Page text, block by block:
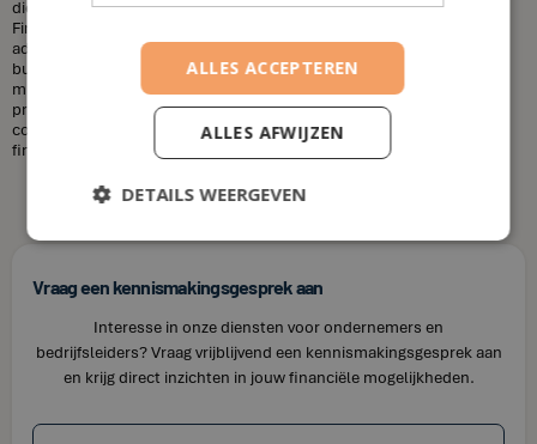
diensten die u nodig heeft en uw financiële situatie. Bij House of
Finance bieden wij betaalbare tarieven voor onze financiële
adviesdiensten, zodat u uw financiën kunt optimaliseren zonder uw
budget te overschrijden. Kortom, laat u niet misleiden door de
misvattingen over financieel adviseurs. Als u op zoek bent naar
professioneel en betrouwbaar financieel advies in Deurne, neem dan
contact op met House of Finance. Wij staan klaar om u te helpen uw
financiële doelen te bereiken.
Vraag een kennismakingsgesprek aan
Interesse in onze diensten voor ondernemers en
bedrijfsleiders? Vraag vrijblijvend een kennismakingsgesprek aan
en krijg direct inzichten in jouw financiële mogelijkheden.
ALLES ACCEPTEREN
ALLES AFWIJZEN
DETAILS WEERGEVEN